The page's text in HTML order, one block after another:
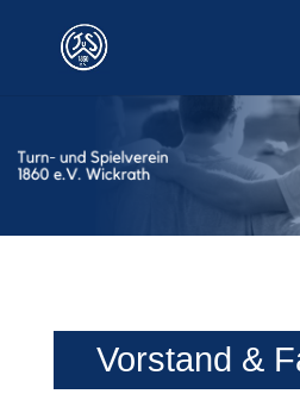
Vorstand &